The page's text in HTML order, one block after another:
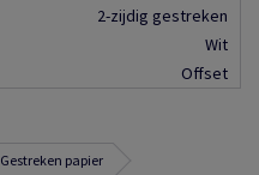
2-zijdig gestreken
Wit
Offset
Gestreken papier